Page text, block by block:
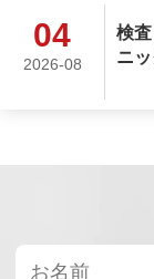
04
2026-08
検
ニ